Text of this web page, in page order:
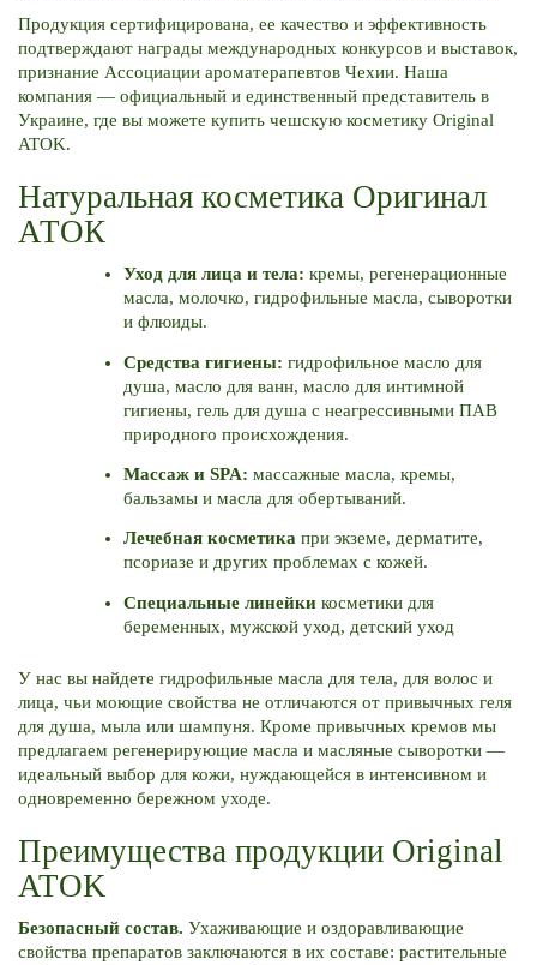
Продукция сертифицирована, ее качество и эффективность
подтверждают награды международных конкурсов и выставок,
признание Ассоциации ароматерапевтов Чехии. Наша
компания — официальный и единственный представитель в
Украине, где вы можете купить чешскую косметику Original
ATOK.
Натуральная косметика Оригинал
АТОК
Уход для лица и тела: кремы, регенерационные
масла, молочко, гидрофильные масла, сыворотки
и флюиды.
Средства гигиены: гидрофильное масло для
душа, масло для ванн, масло для интимной
гигиены, гель для душа с неагрессивными ПАВ
природного происхождения.
Массаж и SPA: массажные масла, кремы,
бальзамы и масла для обертываний.
Лечебная косметика при экземе, дерматите,
псориазе и других проблемах с кожей.
Специальные линейки косметики для
беременных, мужской уход, детский уход
У нас вы найдете гидрофильные масла для тела, для волос и
лица, чьи моющие свойства не отличаются от привычных геля
для душа, мыла или шампуня. Кроме привычных кремов мы
предлагаем регенерирующие масла и масляные сыворотки —
идеальный выбор для кожи, нуждающейся в интенсивном и
одновременно бережном уходе.
Преимущества продукции Original
ATOK
Безопасный состав. Ухаживающие и оздоравливающие
свойства препаратов заключаются в их составе: растительные